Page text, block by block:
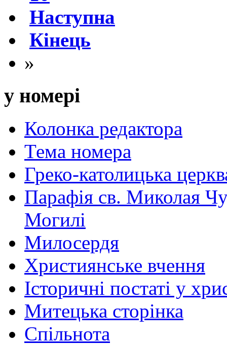
Наступна
Кінець
»
у номері
Колонка редактора
Тема номера
Греко-католицька
Парафія св. Миколая
Могилі
Милосердя
Християнське вчення
Історичні постаті у
Митецька сторінка
Спільнота